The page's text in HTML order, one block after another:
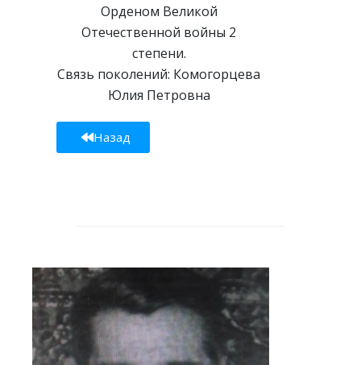
Орденом Великой
Отечественной войны 2
степени.
Связь поколений: Комогорцева
Юлия Петровна
Назад